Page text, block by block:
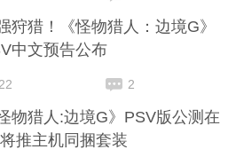
狩猎！《怪物猎人：边境G》
中文预告公布
2
怪物猎人:边境G》PSV版公测在
推主机同捆套装